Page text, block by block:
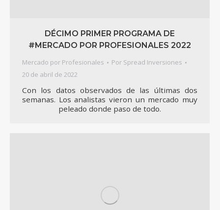
DÉCIMO PRIMER PROGRAMA DE
#MERCADO POR PROFESIONALES 2022
Mercado por Profesionales Por Spread Inversiones
20 de abril de 2022
Con los datos observados de las últimas dos
semanas. Los analistas vieron un mercado muy
peleado donde paso de todo.